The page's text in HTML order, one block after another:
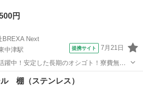
円
BREXA Next
中津駅
提携サイト 7月21日
躍中！安定した長期のオシゴト！寮費無料
40代の男性活躍中★未経験活躍中！高時
装置内部
その他
棚（ステンレス）